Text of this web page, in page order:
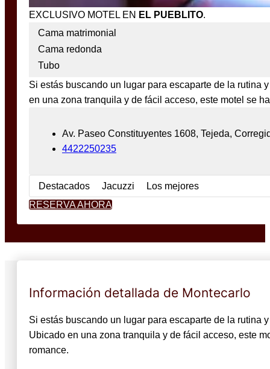
EXCLUSIVO MOTEL EN EL PUEBLITO.
Cama matrimonial
Cama redonda
Tubo
Si estás buscando un lugar para escaparte de la rutina
en una zona tranquila y de fácil acceso, este motel se
Av. Paseo Constituyentes 1608, Tejeda,
4422250235
Destacados Jacuzzi
Los mejores
RESERVA AHORA
Información detallada de Montecarlo
Si estás buscando un lugar para escaparte de la rutina
Ubicado en una zona tranquila y de fácil acceso, este
romance.